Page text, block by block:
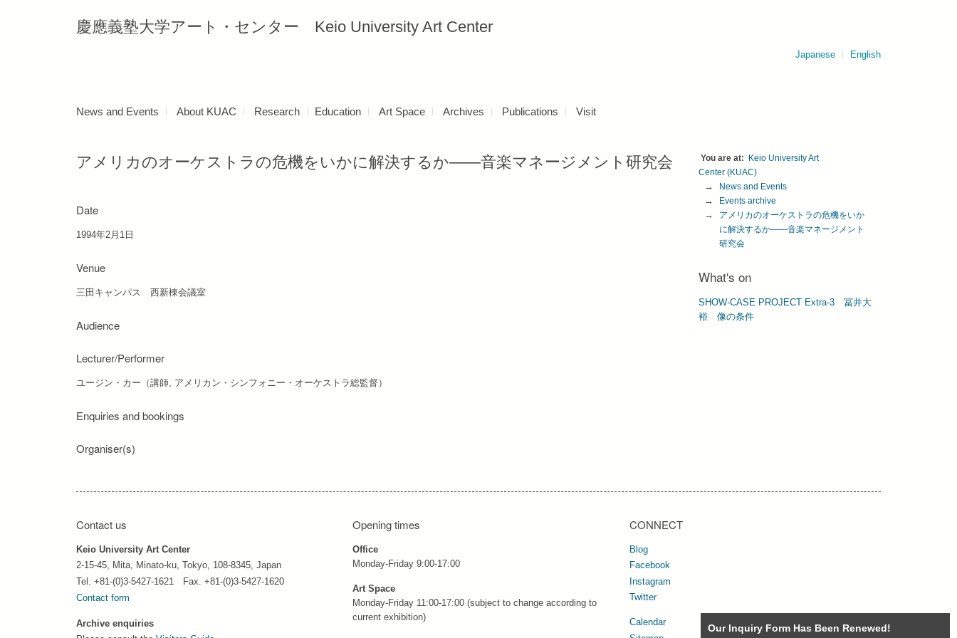
慶應義塾大学アート・センター Keio University Art Center
Japanese English
News and Events About KUAC Research Education Art Space Archives Publications Visit
アメリカのオーケストラの危機をいかに解決するか——音楽マネージメント研究会
Date
1994年2月1日
Venue
三田キャンパス 西新棟会議室
Audience
Lecturer/Performer
ユージン・カー（講師, アメリカン・シンフォニー・オーケストラ総監督）
Enquiries and bookings
Organiser(s)
Keio University Art
Center (KUAC)
News and Events
Events archive
アメリカのオーケストラの危機をいか
に解決するか——音楽マネージメント
研究会
What's on
SHOW-CASE PROJECT Extra-3 冨井⼤
裕 像の条件
Contact us
Keio University Art Center
2-15-45, Mita, Minato-ku, Tokyo, 108-8345, Japan
Tel. +81-(0)3-5427-1621 Fax. +81-(0)3-5427-1620
Contact form
Archive enquiries
Opening times
Office
Monday-Friday 9:00-17:00
Art Space
Monday-Friday 11:00-17:00 (subject to change according to
current exhibition)
CONNECT
Blog
Facebook
Instagram
Twitter
Calendar
Our Inquiry Form Has Been Renewed!